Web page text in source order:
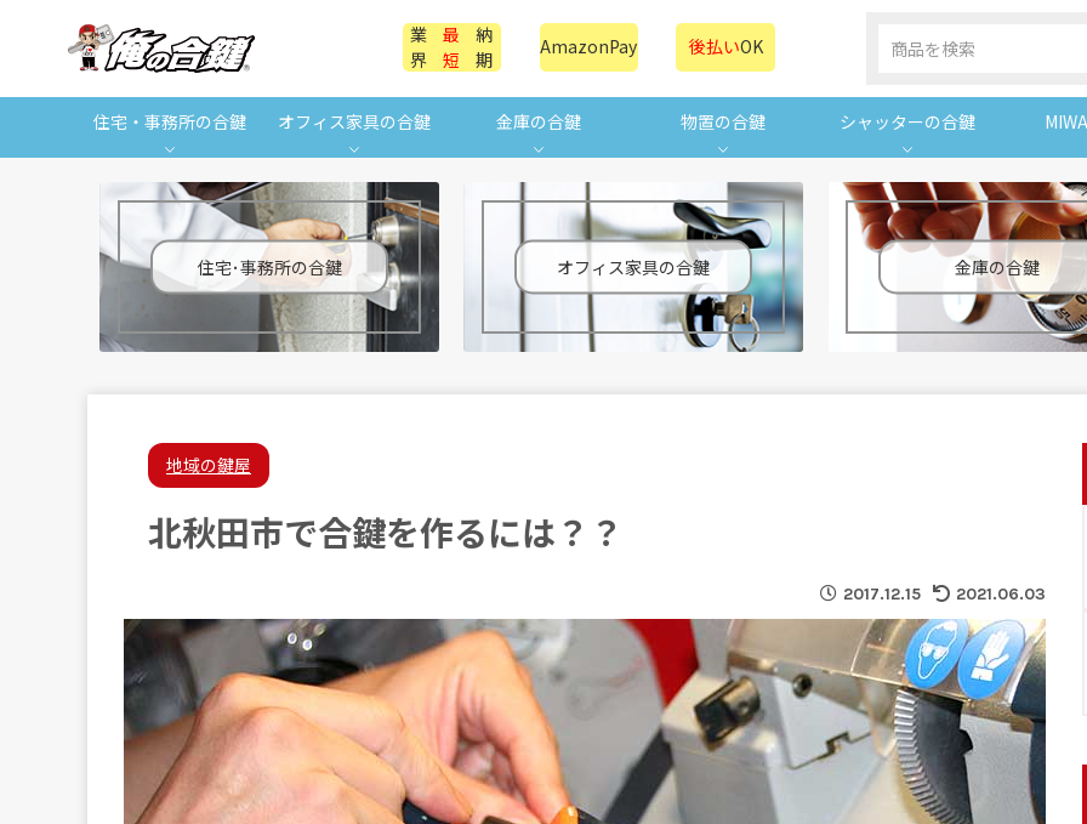
業
界
最
短
納
期
AmazonPay 後払いOK
住宅・事務所の合鍵 オフィス家具の合鍵 金庫の合鍵 物置の合鍵 シャッターの合鍵
住宅･事務所の合鍵 オフィス家具の合鍵 金庫の合鍵
地域の鍵屋
北秋田市で合鍵を作るには？？
2017.12.15 2021.06.03